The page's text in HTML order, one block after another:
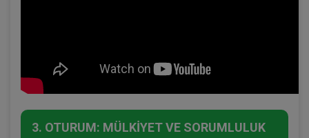
3. OTURUM: MÜLKİYET VE SORUMLULUK